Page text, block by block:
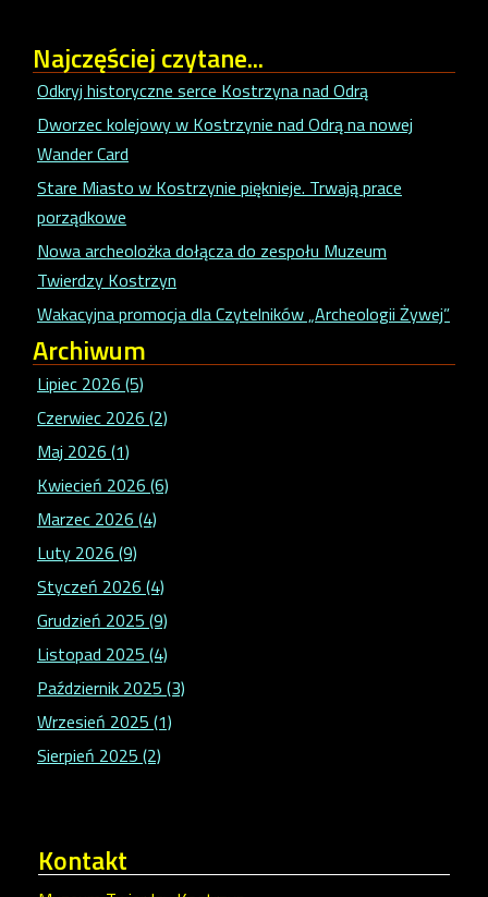
Najczęściejczytane...
Odkryj historyczne serce Kostrzyna nad Odrą
Dworzec kolejowy w Kostrzynie nad Odrą na nowej
Wander Card
Stare Miasto w Kostrzynie pięknieje. Trwają prace
porządkowe
Nowa archeolożka dołącza do zespołu Muzeum
Twierdzy Kostrzyn
Wakacyjna promocja dla Czytelników „Archeologii Żywej”
Archiwum
Lipiec 2026 (5)
Czerwiec 2026 (2)
Maj 2026 (1)
Kwiecień 2026 (6)
Marzec 2026 (4)
Luty 2026 (9)
Styczeń 2026 (4)
Grudzień 2025 (9)
Listopad 2025 (4)
Październik 2025 (3)
Wrzesień 2025 (1)
Sierpień 2025 (2)
Kontakt